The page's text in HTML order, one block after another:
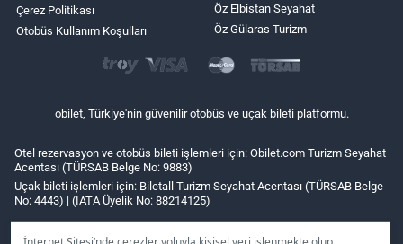
Çerez Politikası
Otobüs Kullanım Koşulları
Öz Elbistan Seyahat
Öz Gülaras Turizm
obilet, Türkiye'nin güvenilir otobüs ve uçak bileti platformu.
Otel rezervasyon ve otobüs bileti işlemleri için: Obilet.com Turizm Seyahat
Acentası (TÜRSAB Belge No: 9883)
Uçak bileti işlemleri için: Biletall Turizm Seyahat Acentası (TÜRSAB Belge
No: 4443) | (IATA Üyelik No: 88214125)